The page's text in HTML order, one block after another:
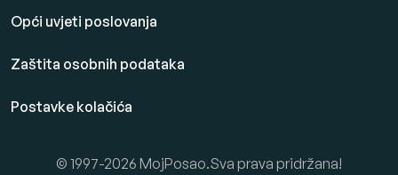
Opći uvjeti poslovanja
Zaštita osobnih podataka
Postavke kolačića
© 1997-2026 MojPosao.Sva prava pridržana!